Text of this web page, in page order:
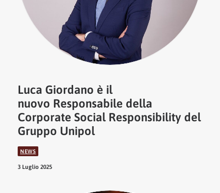
Luca Giordano è il
nuovo Responsabile della
Corporate Social Responsibility del
Gruppo Unipol
NEWS
3 Luglio 2025